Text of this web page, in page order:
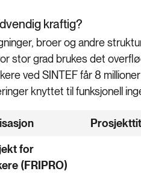
kraftig?
broer og andre
stor grad brukes det
ved SINTEF får 8
knyttet til funksjonell
for
(FRIPRO)